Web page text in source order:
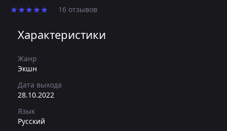
16 отзывов
Характеристики
Жанр
Экшн
Дата выхода
28.10.2022
Язык
Русский